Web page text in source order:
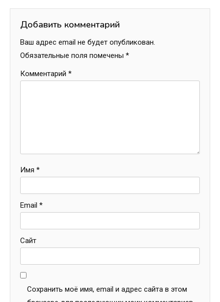
Добавить комментарий
Ваш адрес email не будет опубликован.
Обязательные поля помечены *
Комментарий *
Имя *
Email *
Сайт
Сохранить моё имя, email и адрес сайта в этом